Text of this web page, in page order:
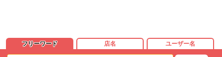
フリーワード 店名 ユーザー名